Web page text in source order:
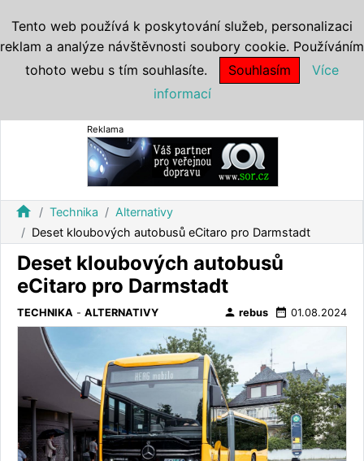
Reklama
home Technika
Alternativy
Deset kloubových autobusů eCitaro pro Darmstadt
Deset kloubových autobusů
eCitaro pro Darmstadt
TECHNIKA - ALTERNATIVY person rebus date_range 01.08.2024
Tento web používá k poskytování služeb, personalizaci
reklam a analýze návštěvnosti soubory cookie. Používáním
tohoto webu s tím souhlasíte.
Souhlasím
Více
informací